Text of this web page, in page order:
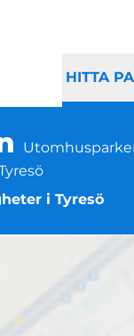
HITTA
i Tyresö